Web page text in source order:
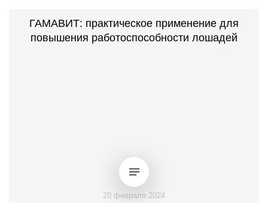
ГАМАВИТ: практическое применение для
повышения работоспособности лошадей
20 февраля 2024